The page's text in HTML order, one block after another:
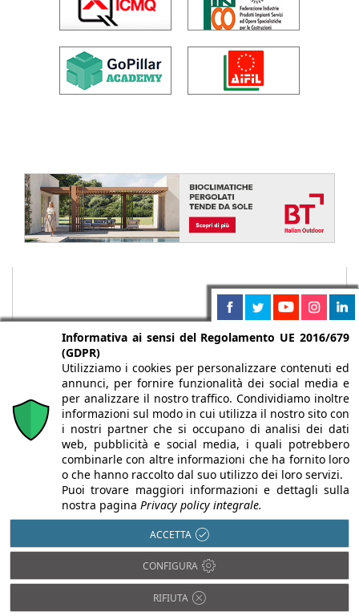
Chi siamo Autori Per la tua pubblicità
Iscriviti alla
newsletter
Infobuild è testata registrata presso il Tribunale di Milano al n° 63
dell’8/3/2013 - ISSN 2282-2267
© 2000-2026 Infoweb srl - P.IVA 13155920153 - Tutti i diritti
Informativa ai sensi del Regolamento UE 2016/679
(GDPR)
Utilizziamo i cookies per personalizzare contenuti ed
annunci, per fornire funzionalità dei social media e
per analizzare il nostro traffico. Condividiamo inoltre
informazioni sul modo in cui utilizza il nostro sito con
i nostri partner che si occupano di analisi dei dati
web, pubblicità e social media, i quali potrebbero
combinarle con altre informazioni che ha fornito loro
o che hanno raccolto dal suo utilizzo dei loro servizi.
Puoi trovare maggiori informazioni e dettagli sulla
nostra pagina Privacy policy integrale.
ACCETTA
CONFIGURA
RIFIUTA